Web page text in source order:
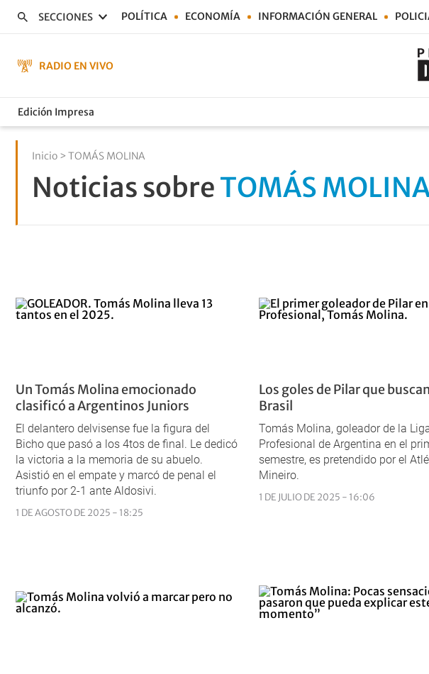
SECCIONES POLÍTICA ECONOMÍA INFORMACIÓN GENERAL
RADIO EN VIVO
Edición Impresa
Inicio > TOMÁS MOLINA
Noticias sobreTOMÁS
Un Tomás Molina emocionado
clasificó a Argentinos Juniors
El delantero delvisense fue la figura del
Bicho que pasó a los 4tos de final. Le dedicó
la victoria a la memoria de su abuelo.
Asistió en el empate y marcó de penal el
triunfo por 2-1 ante Aldosivi.
1 DE AGOSTO DE 2025 - 18:25
Los goles de Pilar que
Brasil
Tomás Molina, goleador de la
Profesional de Argentina en el
semestre, es pretendido por el
Mineiro.
1 DE JULIO DE 2025 - 16:06